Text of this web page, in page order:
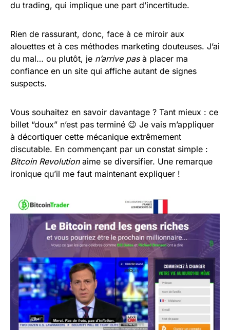
du trading, qui implique une part d’incertitude.
Rien de rassurant, donc, face à ce miroir aux
alouettes et à ces méthodes marketing douteuses. J’ai
du mal… ou plutôt, je n’arrive pas à placer ma
confiance en un site qui affiche autant de signes
suspects.
Vous souhaitez en savoir davantage ? Tant mieux : ce
billet “doux” n’est pas terminé 😉 Je vais m’appliquer
à décortiquer cette mécanique extrêmement
discutable. En commençant par un constat simple :
Bitcoin Revolution aime se diversifier. Une remarque
ironique qu’il me faut maintenant expliquer !